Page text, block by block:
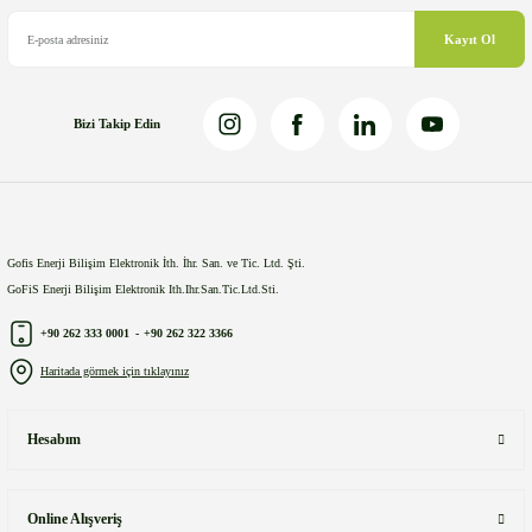
Kayıt Ol
Bizi Takip Edin
Gofis Enerji Bilişim Elektronik İth. İhr. San. ve Tic. Ltd. Şti.
GoFiS Enerji Bilişim Elektronik Ith.Ihr.San.Tic.Ltd.Sti.
+90 262 333 0001 - +90 262 322 3366
Haritada görmek için tıklayınız
Hesabım
Online Alışveriş